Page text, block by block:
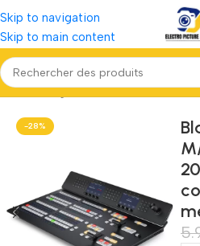
Skip to navigation
Skip to main content
Accueil Régie, Post Production \&
-28%